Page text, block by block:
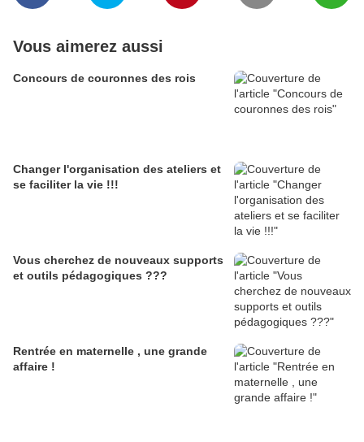
Vous aimerez aussi
Concours de couronnes des rois
Changer l'organisation des ateliers et
se faciliter la vie !!!
Vous cherchez de nouveaux supports
et outils pédagogiques ???
Rentrée en maternelle , une grande
affaire !